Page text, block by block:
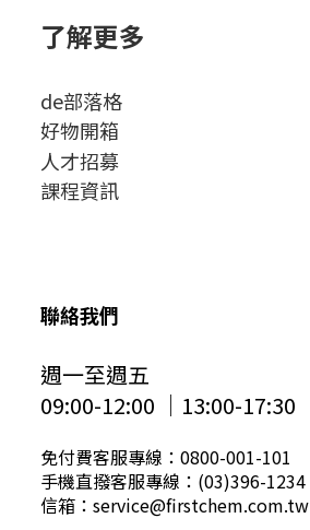
了解更多
de部落格
好物開箱
人才招募
課程資訊
聯絡我們
週一至週五
09:00-12:00 │13:00-17:30
免付費客服專線：0800-001-101
手機直撥客服專線：(03)396-1234
信箱：service@firstchem.com.tw